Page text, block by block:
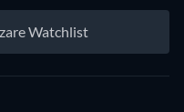
Watchlist